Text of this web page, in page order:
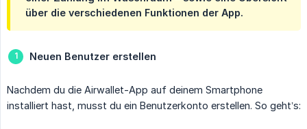
über die verschiedenen Funktionen der App.
Neuen Benutzer erstellen
Nachdem du die Airwallet-App auf deinem Smartphone
installiert hast, musst du ein Benutzerkonto erstellen. So geht’s: